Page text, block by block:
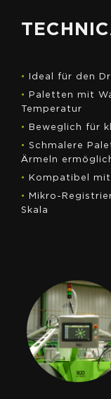
•
Ideal für den
•
Paletten mit
Temperatur
•
Beweglich für
• Schmalere
Ärmeln
•
Kompatibel
•
Mikro-
Skala